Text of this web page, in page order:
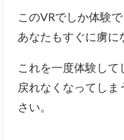
このVRでしか体験
あなたもすぐに虜に
これを一度体験し
戻れなくなってし
さい。